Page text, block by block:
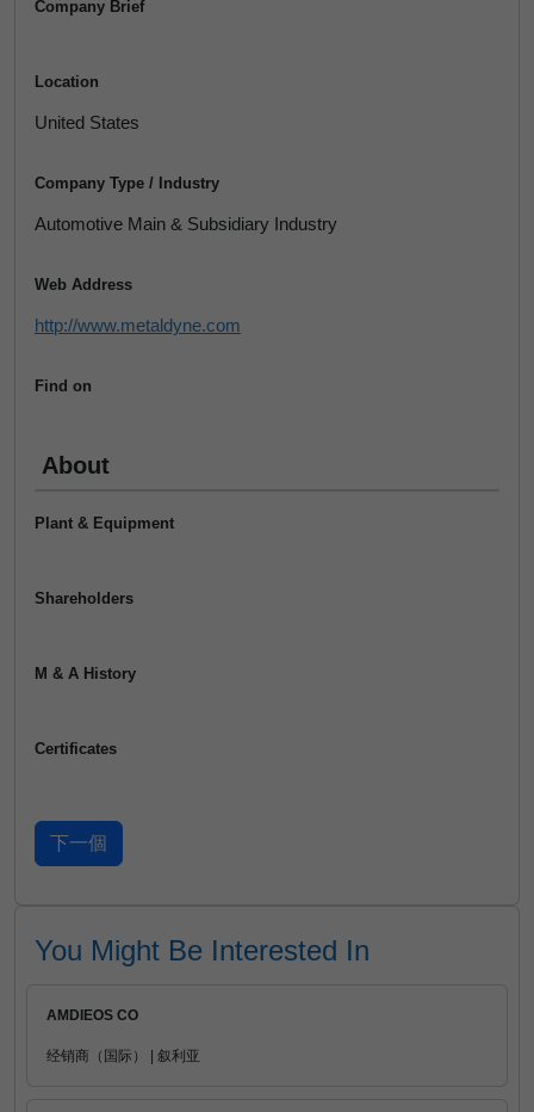
Company Brief
Location
United States
Company Type / Industry
Automotive Main & Subsidiary Industry
Web Address
http://www.metaldyne.com
Find on
About
Plant & Equipment
Shareholders
M & A History
Certificates
You Might Be Interested In
AMDIEOS CO
经销商（国际） | 叙利亚